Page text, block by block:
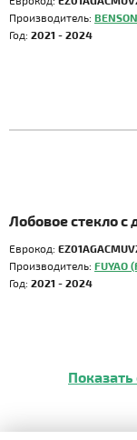
Производитель: BENSON
Год: 2021 - 2024
Лобовое стекло с
Еврокод:
Производитель: FUYAO
Год: 2021 - 2024